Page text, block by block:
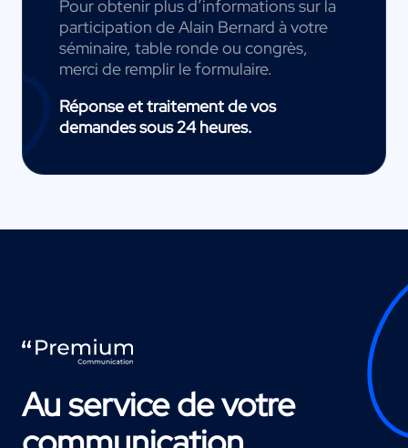
Pour obtenir plus d’informations sur la
participation de Alain Bernard à votre
séminaire, table ronde ou congrès,
merci de remplir le formulaire.
Réponse et traitement de vos
demandes sous 24 heures.
Au service de votre